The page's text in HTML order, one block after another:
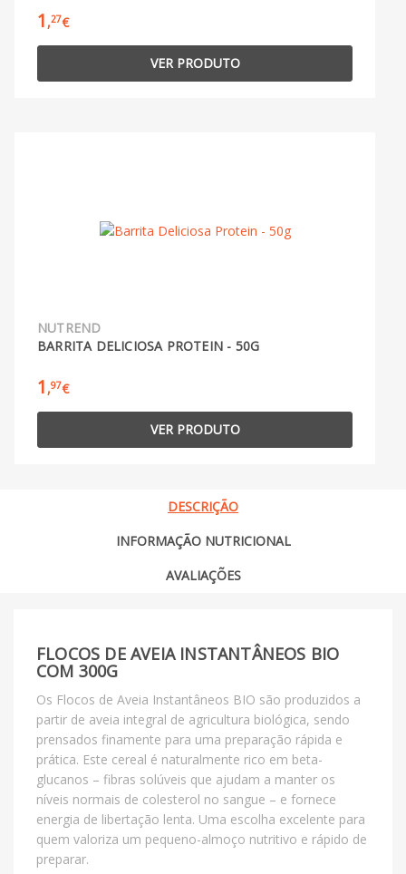
1 ,27€
VER PRODUTO
NUTREND
BARRITA DELICIOSA PROTEIN - 50G
1 ,97€
VER PRODUTO
DESCRIÇÃO
INFORMAÇÃO NUTRICIONAL
AVALIAÇÕES
FLOCOS DE AVEIA INSTANTÂNEOS BIO
COM 300G
Os Flocos de Aveia Instantâneos BIO são produzidos a
partir de aveia integral de agricultura biológica, sendo
prensados finamente para uma preparação rápida e
prática. Este cereal é naturalmente rico em beta-
glucanos – fibras solúveis que ajudam a manter os
níveis normais de colesterol no sangue – e fornece
energia de libertação lenta. Uma escolha excelente para
quem valoriza um pequeno-almoço nutritivo e rápido de
preparar.